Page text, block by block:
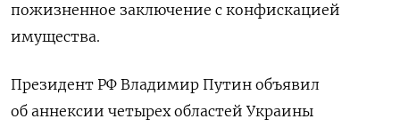
пожизненное заключение с конфискацией
имущества.
Президент РФ Владимир Путин объявил
об аннексии четырех областей Украины